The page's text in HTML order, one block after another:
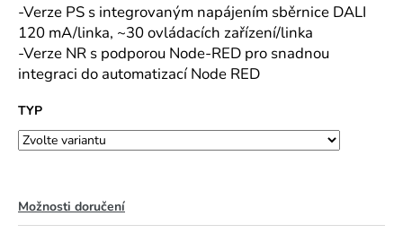
-Verze PS s integrovaným napájením sběrnice DALI
120 mA/linka, ~30 ovládacích zařízení/linka
-Verze NR s podporou Node-RED pro snadnou
integraci do automatizací Node RED
TYP
Možnosti doručení
e
m
e